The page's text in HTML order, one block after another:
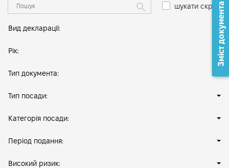
шукати скрізь
Вид декларації:
Рік:
Тип документа:
Тип посади:
Категорія посади:
Період подання:
Високий ризик:
Зміст документа